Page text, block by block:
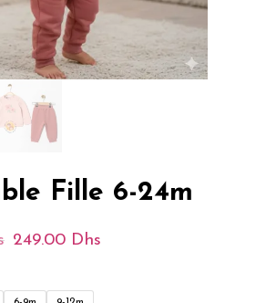
Fille 6-24m
Le
Initial
249.00 Dhs